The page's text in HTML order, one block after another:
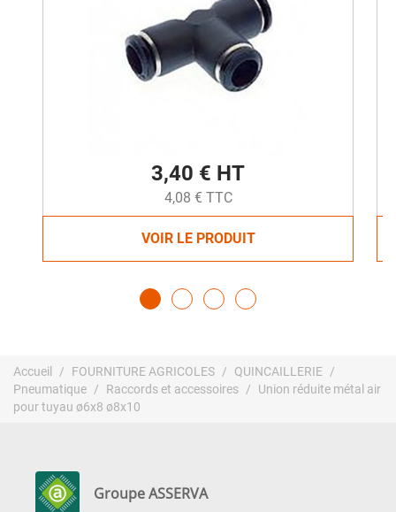
3,40 € HT
4,08 € TTC
VOIR LE PRODUIT
Accueil FOURNITURE AGRICOLES
QUINCAILLERIE
Pneumatique
Raccords et accessoires
Union réduite métal air
pour tuyau ø6x8 ø8x10
Groupe ASSERVA